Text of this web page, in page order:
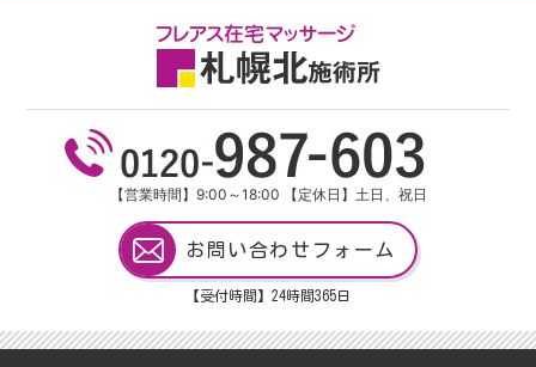
【営業時間】9:00～18:00 【定休日】土日、祝日
お問い合わせフォーム
【受付時間】24時間365日